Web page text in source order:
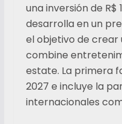
una inversión de R$
desarrolla en un
el objetivo de crear
combine
estate. La primera
2027 e incluye la
internacionales